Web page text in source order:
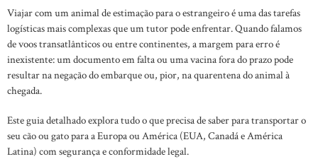
Viajar com um animal de estimação para o estrangeiro é uma das tarefas
logísticas mais complexas que um tutor pode enfrentar. Quando falamos
de voos transatlânticos ou entre continentes, a margem para erro é
inexistente: um documento em falta ou uma vacina fora do prazo pode
resultar na negação do embarque ou, pior, na quarentena do animal à
chegada.
Este guia detalhado explora tudo o que precisa de saber para transportar o
seu cão ou gato para a Europa ou América (EUA, Canadá e América
Latina) com segurança e conformidade legal.